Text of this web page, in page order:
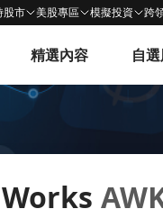
股市 美股專區 模擬投資 跨
精選內容 自